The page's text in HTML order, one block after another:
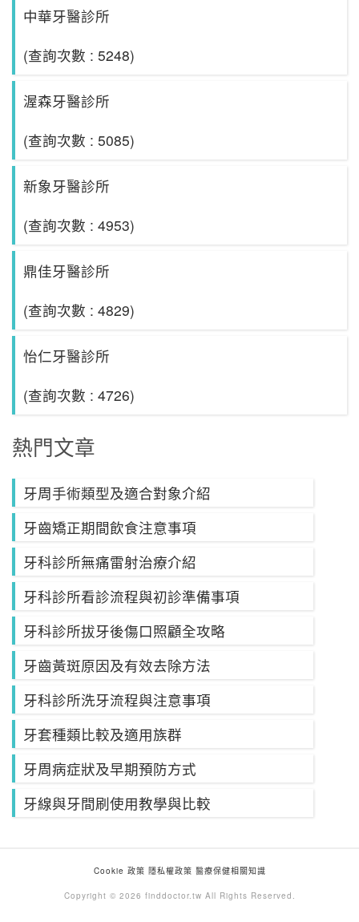
中華牙醫診所
(查詢次數 : 5248)
渥森牙醫診所
(查詢次數 : 5085)
新象牙醫診所
(查詢次數 : 4953)
鼎佳牙醫診所
(查詢次數 : 4829)
怡仁牙醫診所
(查詢次數 : 4726)
熱門文章
牙周手術類型及適合對象介紹
牙齒矯正期間飲食注意事項
牙科診所無痛雷射治療介紹
牙科診所看診流程與初診準備事項
牙科診所拔牙後傷口照顧全攻略
牙齒黃斑原因及有效去除方法
牙科診所洗牙流程與注意事項
牙套種類比較及適用族群
牙周病症狀及早期預防方式
牙線與牙間刷使用教學與比較
Cookie 政策 隱私權政策 醫療保健相關知識
Copyright © 2026 finddoctor.tw All Rights Reserved.